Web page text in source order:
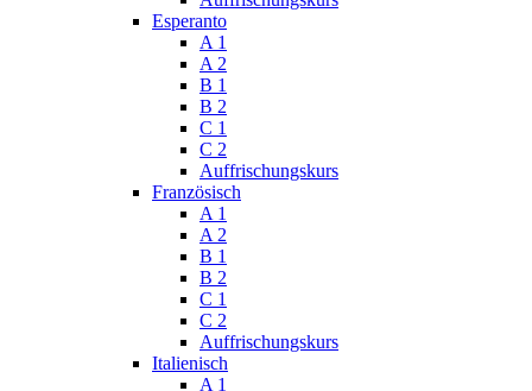
Esperanto
A 1
A 2
B 1
B 2
C 1
C 2
Auffrischungskurs
Französisch
A 1
A 2
B 1
B 2
C 1
C 2
Auffrischungskurs
Italienisch
A 1